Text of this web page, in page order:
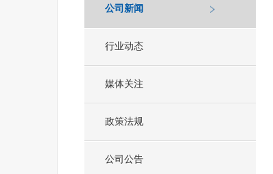
公司新闻
行业动态
媒体关注
政策法规
公司公告